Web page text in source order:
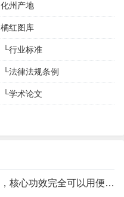
化州产地
橘红图库
└行业标准
└法律法规条例
└学术论文
网友：化橘红那么贵，核心功效完全可以用便宜的橘红、陈皮完美代替吗？